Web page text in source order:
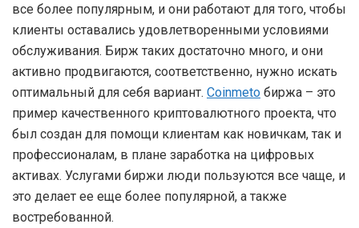
все более популярным, и они работают для того, чтобы
клиенты оставались удовлетворенными условиями
обслуживания. Бирж таких достаточно много, и они
активно продвигаются, соответственно, нужно искать
оптимальный для себя вариант. Coinmeto биржа – это
пример качественного криптовалютного проекта, что
был создан для помощи клиентам как новичкам, так и
профессионалам, в плане заработка на цифровых
активах. Услугами биржи люди пользуются все чаще, и
это делает ее еще более популярной, а также
востребованной.